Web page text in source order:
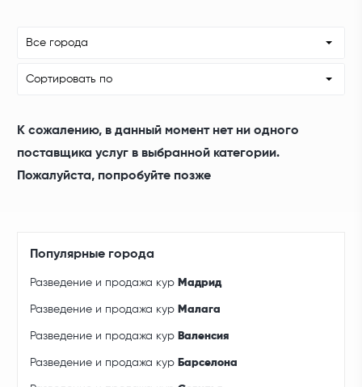
Все города
Сортировать по
К сожалению, в данный момент нет ни одного
поставщика услуг в выбранной категории.
Пожалуйста, попробуйте позже
Популярные города
Разведение и продажа кур Мадрид
Разведение и продажа кур Малага
Разведение и продажа кур Валенсия
Разведение и продажа кур Барселона